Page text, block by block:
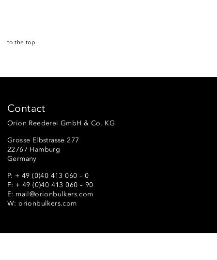
to the top
Contact
Orion Reederei GmbH & Co. KG
Grosse Elbstrasse 277
22767 Hamburg
Germany
P: + 49 (0)40 413 060 – 0
F: + 49 (0)40 413 060 – 90
E: mail@orionbulkers.com
W:orionbulkers.com